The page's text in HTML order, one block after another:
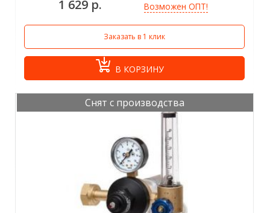
1 629 р. Возможен ОПТ!
Заказать в 1 клик
В КОРЗИНУ
Снят с производства